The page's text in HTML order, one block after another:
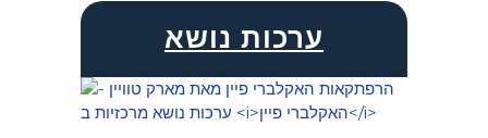
ערכות נושא